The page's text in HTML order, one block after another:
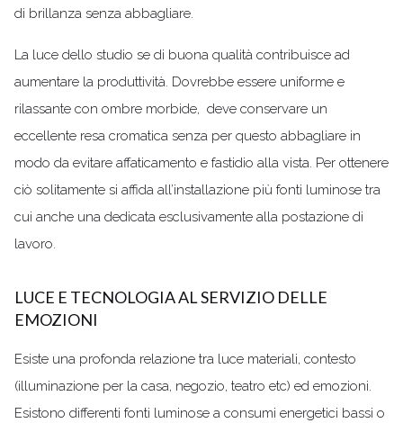
di brillanza senza abbagliare.
La luce dello studio se di buona qualità contribuisce ad
aumentare la produttività. Dovrebbe essere uniforme e
rilassante con ombre morbide, deve conservare un
eccellente resa cromatica senza per questo abbagliare in
modo da evitare affaticamento e fastidio alla vista. Per ottenere
ciò solitamente si affida all’installazione più fonti luminose tra
cui anche una dedicata esclusivamente alla postazione di
lavoro.
LUCE E TECNOLOGIA AL SERVIZIO DELLE
EMOZIONI
Esiste una profonda relazione tra luce materiali, contesto
(illuminazione per la casa, negozio, teatro etc) ed emozioni.
Esistono differenti fonti luminose a consumi energetici bassi o